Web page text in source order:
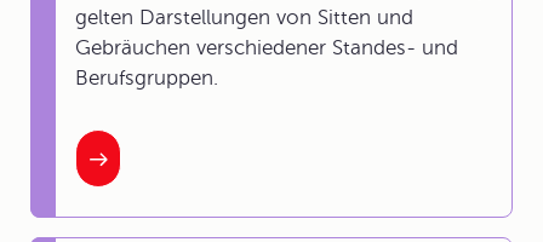
gelten Darstellungen von Sitten und
Gebräuchen verschiedener Standes- und
Berufsgruppen.